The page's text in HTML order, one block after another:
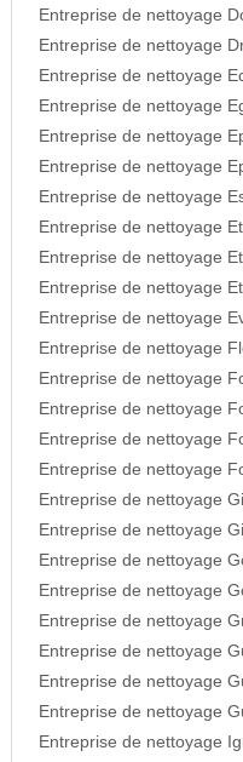
Entreprise de nettoyage
Entreprise de nettoyage
Entreprise de nettoyage
Entreprise de nettoyage
Entreprise de nettoyage
Entreprise de nettoyage
Entreprise de nettoyage
Entreprise de nettoyage
Entreprise de nettoyage
Entreprise de nettoyage
Entreprise de nettoyage
Entreprise de nettoyage
Entreprise de nettoyage
Entreprise de nettoyage
Entreprise de nettoyage
Entreprise de nettoyage
Entreprise de nettoyage
Entreprise de nettoyage
Entreprise de nettoyage
Entreprise de nettoyage
Entreprise de nettoyage
Entreprise de nettoyage
Entreprise de nettoyage
Entreprise de nettoyage
Entreprise de nettoyage